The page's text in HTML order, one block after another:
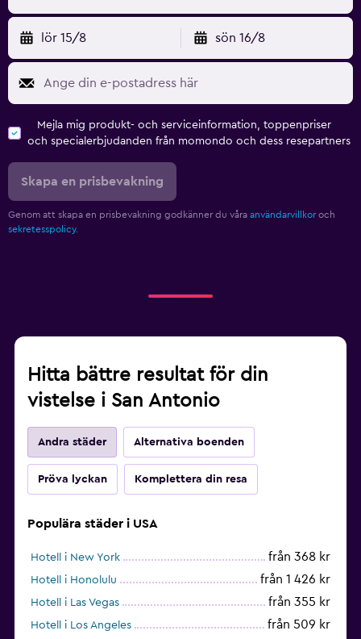
lör 15/8 sön 16/8
Mejla mig produkt- och serviceinformation, toppenpriser
och specialerbjudanden från momondo och dess resepartners
Skapa en prisbevakning
Genom att skapa en prisbevakning godkänner du våra användarvillkor och
sekretesspolicy.
Hitta bättre resultat för din
vistelse i San Antonio
Andra städer Alternativa boenden
Pröva lyckan Komplettera din resa
Populära städer i USA
Hotell i New York från 368 kr
Hotell i Honolulu från 1 426 kr
Hotell i Las Vegas från 355 kr
Hotell i Los Angeles från 509 kr